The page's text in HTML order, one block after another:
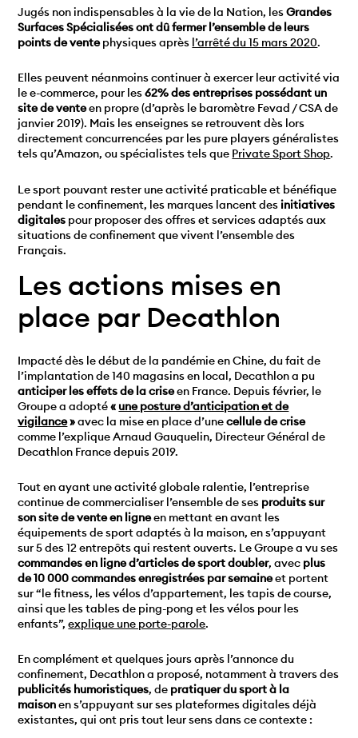
Jugés non indispensables à la vie de la Nation, lesGrandes
Surfaces Spécialisées ont dû fermer l’ensemble de leurs
points de ventephysiques après l’arrêté du 15 mars 2020.
Elles peuvent néanmoins continuer à exercer leur activité via
le e-commerce, pour les62% des entreprises possédant un
site de venteen propre (d’après le baromètre Fevad / CSA de
janvier 2019). Mais les enseignes se retrouvent dès lors
directement concurrencées par les pure players généralistes
tels qu’Amazon, ou spécialistes tels que Private Sport Shop.
Le sport pouvant rester une activité praticable et bénéfique
pendant le confinement, les marques lancent desinitiatives
digitales pour proposer des offres et services adaptés aux
situations de confinement que vivent l’ensemble des
Français.
Les actions mises en
place par Decathlon
Impacté dès le début de la pandémie en Chine, du fait de
l’implantation de 140 magasins en local, Decathlon a pu
anticiper les effets de la criseen France. Depuis février, le
Groupe a adopté« une posture d’anticipation et de
vigilance»avec la mise en place d’unecellule de crise
comme l’explique Arnaud Gauquelin, Directeur Général de
Decathlon France depuis 2019.
Tout en ayant une activité globale ralentie, l’entreprise
continue de commercialiser l’ensemble de ses produits sur
son site de vente en ligneen mettant en avant les
équipements de sport adaptés à la maison, en s’appuyant
sur 5 des 12 entrepôts qui restent ouverts. Le Groupe a vu ses
commandes en ligne d’articles de sport doubler, avec plus
de 10 000 commandes enregistrées par semaineet portent
sur “le fitness, les vélos d’appartement, les tapis de course,
ainsi que les tables de ping-pong et les vélos pour les
enfants”,explique une porte-parole.
En complément et quelques jours après l’annonce du
confinement, Decathlon a proposé, notamment à travers des
publicités humoristiques, de pratiquer du sport à la
maisonen s’appuyant sur ses plateformes digitales déjà
existantes, qui ont pris tout leur sens dans ce contexte :